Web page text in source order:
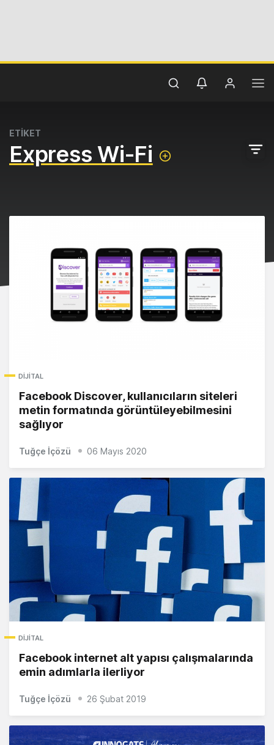
ETİKET
Express Wi-Fi
DIJITAL
Facebook Discover, kullanıcıların siteleri
metin formatında görüntüleyebilmesini
sağlıyor
Tuğçe İçözü 06 Mayıs 2020
DIJITAL
Facebook internet alt yapısı çalışmalarında
emin adımlarla ilerliyor
Tuğçe İçözü 26 Şubat 2019